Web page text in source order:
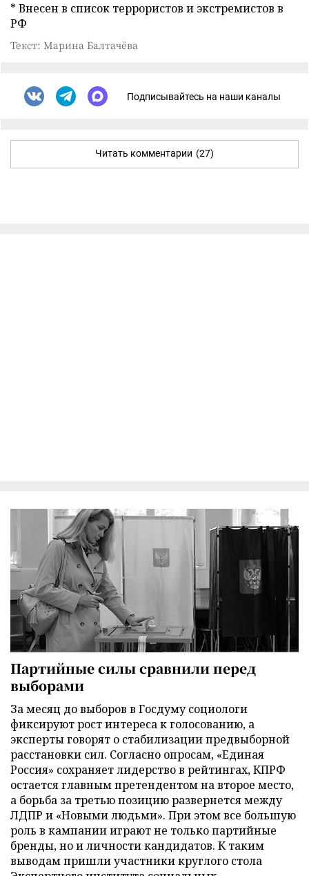
* Внесен в список террористов и экстремистов в
РФ
Текст: Марина Балтачёва
Подписывайтесь на наши каналы
Читать комментарии (27)
Партийные силы сравнили перед
выборами
За месяц до выборов в Госдуму социологи
фиксируют рост интереса к голосованию, а
эксперты говорят о стабилизации предвыборной
расстановки сил. Согласно опросам, «Единая
Россия» сохраняет лидерство в рейтингах, КПРФ
остается главным претендентом на второе место,
а борьба за третью позицию развернется между
ЛДПР и «Новыми людьми». При этом все большую
роль в кампании играют не только партийные
бренды, но и личности кандидатов. К таким
выводам пришли участники круглого стола